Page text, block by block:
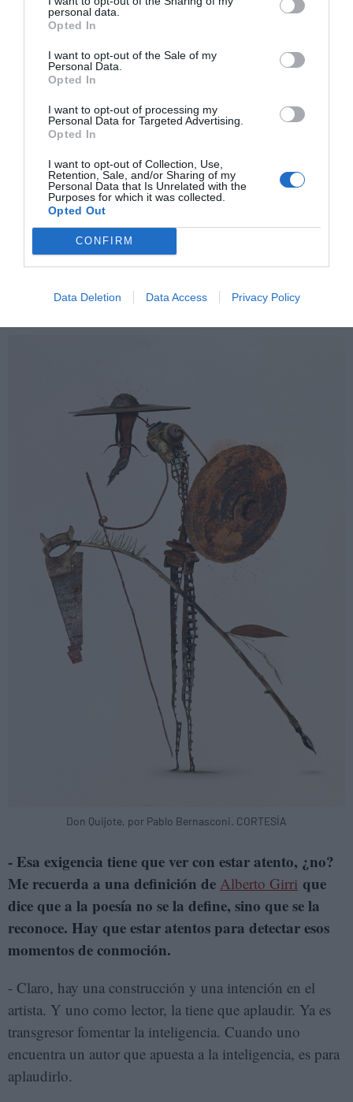
personal data.
Opted In
I want to opt-out of the Sale of my
Personal Data.
Opted In
I want to opt-out of processing my
Personal Data for Targeted Advertising.
Opted In
I want to opt-out of Collection, Use,
Retention, Sale, and/or Sharing of my
Personal Data that Is Unrelated with the
Purposes for which it was collected.
Opted Out
CONFIRM
Data Deletion Data Access Privacy Policy
me propuse buscar otra respuesta. Y tratar de
encontrarla. Algo evidentemente se disparó en mi
cabeza. Abrió distintos caminos de posibles respuestas a
un enigma que nadie conoce.
- Bueno, un artista es un inconformista por
caminos alternativos.
- Creo que ese es el registro del arte. A mí me gusta
obsequiar una mirada. Descartar la condescendencia con
el lector, exigirle algo. Es algo que en este momento no
Exigir una emoción.
Don Quijote, por Pablo Bernasconi. CORTESÍA
- Esa exigencia tiene que ver con estar atento, ¿no?
Me recuerda a una definición de Alberto Girri que
dice que a la poesía no se la define, sino que se la
reconoce. Hay que estar atentos para detectar esos
momentos de conmoción.
- Claro, hay una construcción y una intención en el
artista. Y uno como lector, la tiene que aplaudir. Ya es
transgresor fomentar la inteligencia. Cuando uno
encuentra un autor que apuesta a la inteligencia, es para
aplaudirlo.